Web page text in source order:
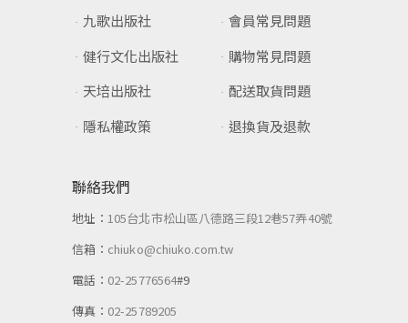
九歌出版社
健行文化出版社
天培出版社
隱私權政策
會員常見問題
購物常見問題
配送取貨問題
退換貨及退款
聯絡我們
地址：105台北市松山區八德路三段12巷57弄40號
信箱： chiuko@chiuko.com.tw
電話： 02-25776564#9
傳真： 02-25789205